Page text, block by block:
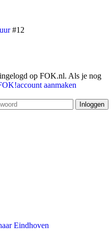
#12
op FOK.nl. Als je nog
aanmaken
Eindhoven